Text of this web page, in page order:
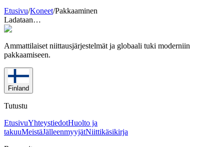
Etusivu/Koneet/Pakkaaminen
Ladataan…
Ammattilaiset niittausjärjestelmät ja globaali tuki moderniin
pakkaamiseen.
Finland
Tutustu
EtusivuYhteystiedotHuolto ja
takuuMeistäJälleenmyyjätNiittikäsikirja